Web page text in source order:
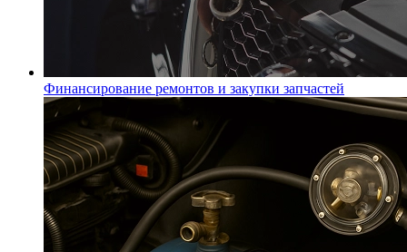
Финансирование ремонтов и закупки запчастей